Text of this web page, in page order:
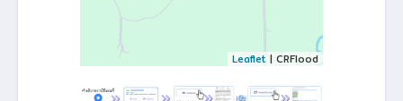
Leaflet | CRFlood